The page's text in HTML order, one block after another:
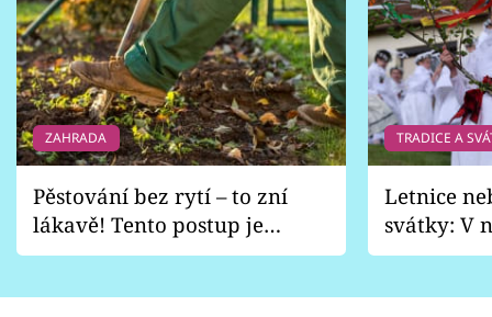
ZAHRADA
Pěstování bez rytí – to zní
lákavě! Tento postup je
vhodný jen pro některé
TRADICE A
Letnice
svátky: V
pondělí